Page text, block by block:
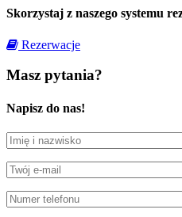
Skorzystaj z naszego systemu
Rezerwacje
Masz pytania?
Napisz do nas!